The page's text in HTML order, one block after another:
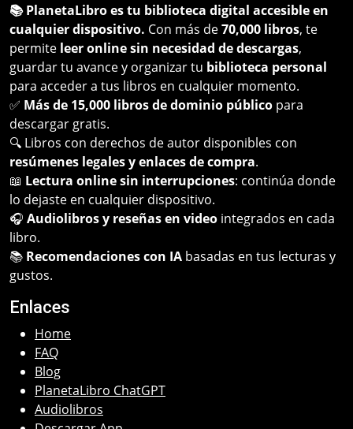
📚 PlanetaLibro es tu biblioteca digital accesible en
cualquier dispositivo. Con más de70,000 libros, te
permite leer online sin necesidad de descargas,
guardar tu avance y organizar tu biblioteca personal
para acceder a tus libros en cualquier momento.
✅ Más de 15,000 libros de dominio público para
descargar gratis.
🔍 Libros con derechos de autor disponibles con
resúmenes legales y enlaces de compra.
📖 Lectura online sin interrupciones: continúa donde
lo dejaste en cualquier dispositivo.
🎧 Audiolibros y reseñas en video integrados en cada
libro.
📚 Recomendaciones con IA basadas en tus lecturas y
gustos.
Enlaces
Home
FAQ
Blog
PlanetaLibro ChatGPT
Audiolibros